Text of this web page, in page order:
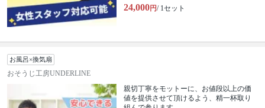
24,000円/ 1セット
お風呂×換気扇
おそうじ工房UNDERLINE
親切丁寧をモットーに、お値段以上の価
値を提供させて頂けるよう、精一杯取り